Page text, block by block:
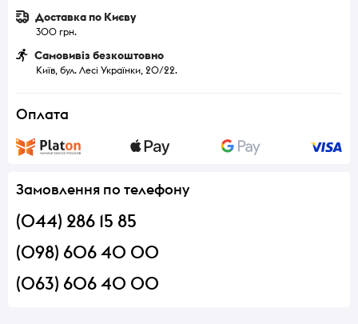
Доставка по Києву
300 грн.
Самовивіз безкоштовно
Київ, бул. Лесі Українки, 20/22.
Оплата
Замовлення по телефону
(044) 286 15 85
(098) 606 40 00
(063) 606 40 00